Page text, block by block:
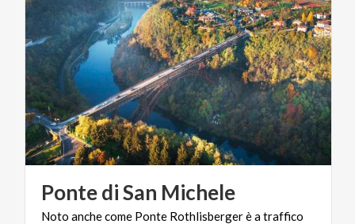
PontediSan Michele
Noto anche come Ponte Rothlisberger è a traffico